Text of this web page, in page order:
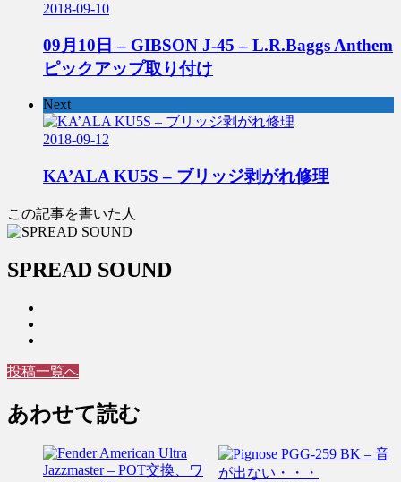
2018-09-10
09月10日 – GIBSON J-45 – L.R.Baggs Anthem
ピックアップ取り付け
Next
2018-09-12
KA’ALA KU5S – ブリッジ剥がれ修理
この記事を書いた人
SPREAD SOUND
投稿一覧へ
あわせて読む